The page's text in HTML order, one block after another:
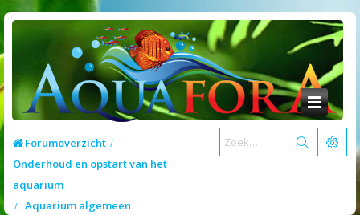
Forumoverzicht
Onderhoud en opstart van het
aquarium
Aquarium algemeen